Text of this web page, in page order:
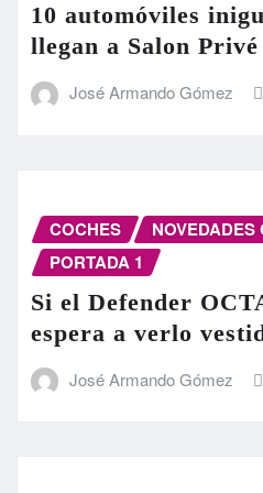
10 automóviles
llegan a Salon Privé
José Armando Gómez
COCHES
NOVEDADES
PORTADA 1
Si el Defender
espera a verlo
José Armando Gómez